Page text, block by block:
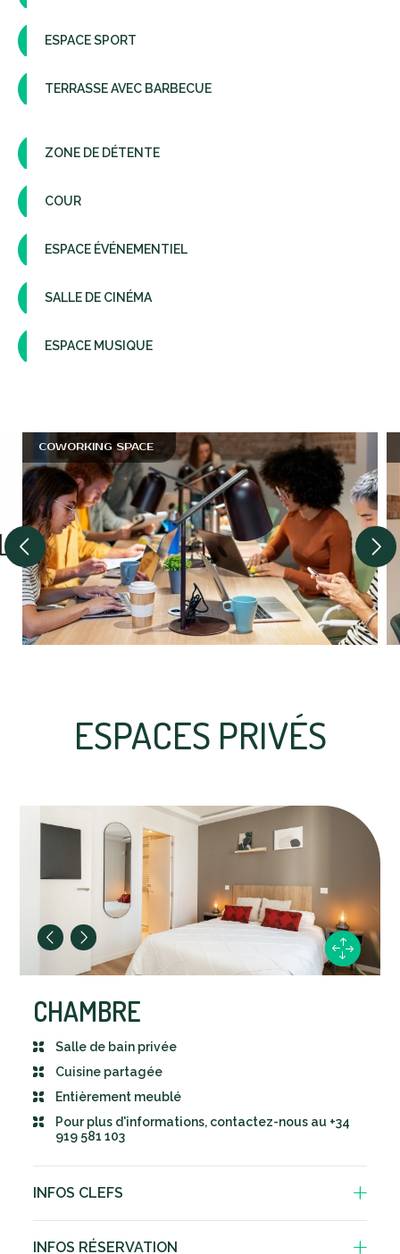
ESPACE SPORT
TERRASSE AVEC BARBECUE
ZONE DE DÉTENTE
COUR
ESPACE ÉVÉNEMENTIEL
SALLE DE CINÉMA
ESPACE MUSIQUE
COWORKING SPACE
ESPACES PRIVÉS
CHAMBRE
Salle de bain privée
Cuisine partagée
Entièrement meublé
Pour plus d'informations, contactez-nous au +34
919 581 103
INFOS CLEFS
INFOS RÉSERVATION